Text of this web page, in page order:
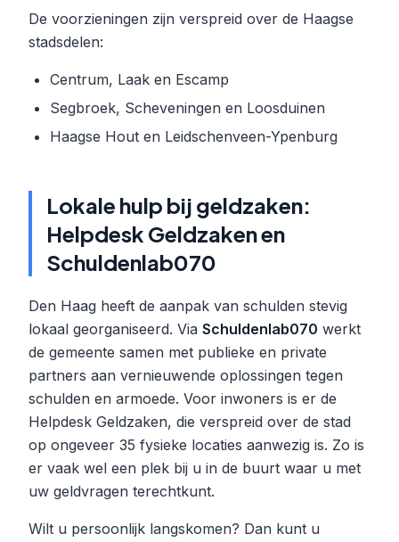
De voorzieningen zijn verspreid over de Haagse
stadsdelen:
Centrum, Laak en Escamp
Segbroek, Scheveningen en Loosduinen
Haagse Hout en Leidschenveen-Ypenburg
Lokale hulp bij geldzaken:
Helpdesk Geldzaken en
Schuldenlab070
Den Haag heeft de aanpak van schulden stevig
lokaal georganiseerd. Via Schuldenlab070 werkt
de gemeente samen met publieke en private
partners aan vernieuwende oplossingen tegen
schulden en armoede. Voor inwoners is er de
Helpdesk Geldzaken, die verspreid over de stad
op ongeveer 35 fysieke locaties aanwezig is. Zo is
er vaak wel een plek bij u in de buurt waar u met
uw geldvragen terechtkunt.
Wilt u persoonlijk langskomen? Dan kunt u